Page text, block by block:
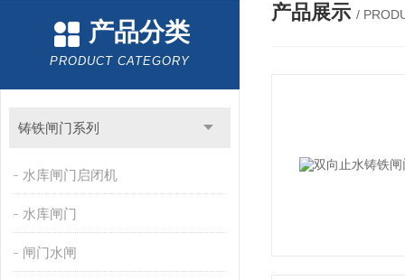
产品分类
PRODUCT CATEGORY
铸铁闸门系列
水库闸门启闭机
水库闸门
闸门水闸
产品展示 /